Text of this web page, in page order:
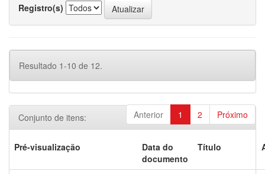
Registro(s)
Resultado 1-10 de 12.
Anterior 1 2 Próximo
Conjunto de itens:
Pré-visualização
Data do
documento
Título